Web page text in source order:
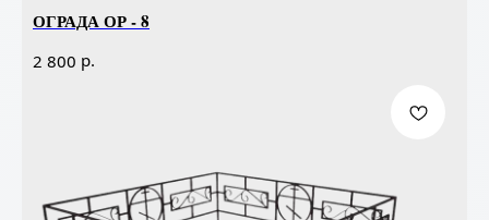
ОГРАДА ОР - 8
2 800 р.